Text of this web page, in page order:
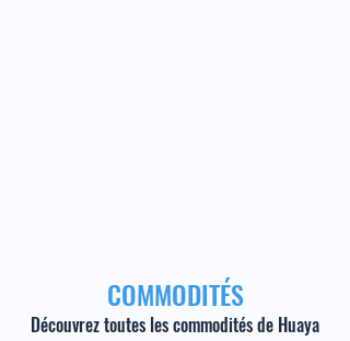
COMMODITÉS
Découvrez toutes les commodités de Huaya